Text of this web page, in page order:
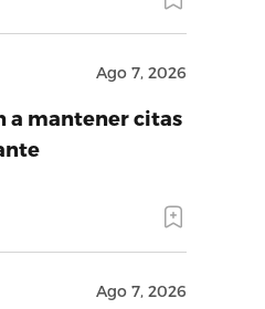
Ago 7, 2026
a mantener citas
Ago 7, 2026